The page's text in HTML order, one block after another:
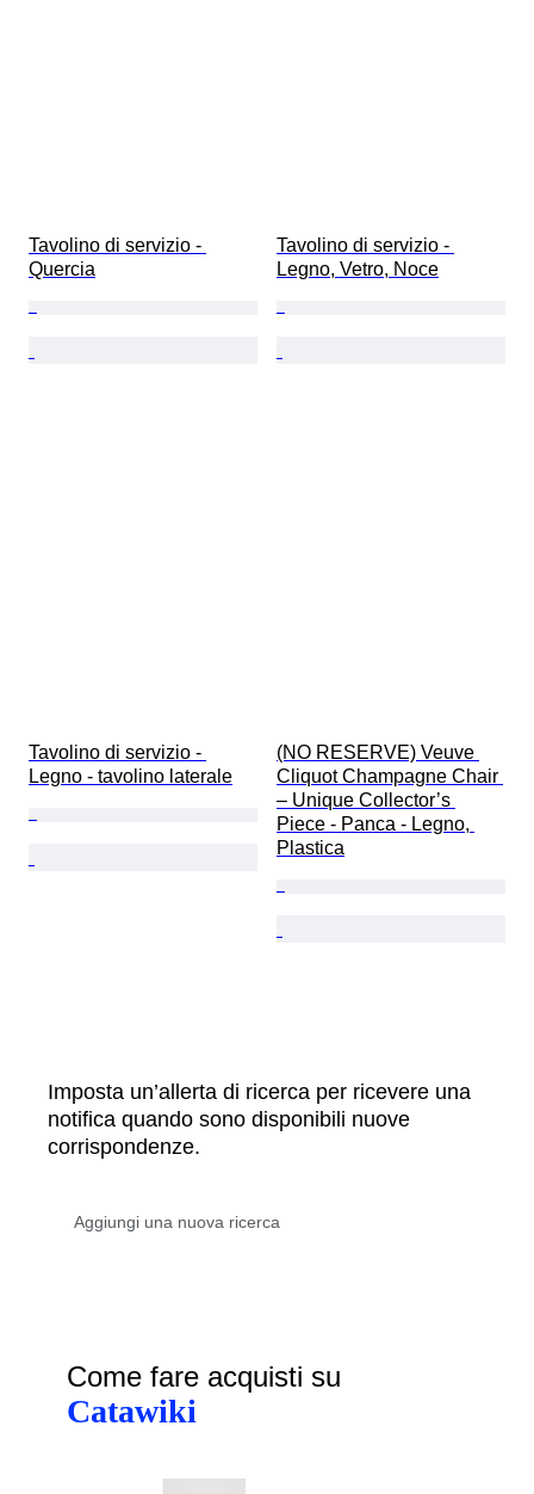
Tavolino di servizio -
Quercia
Tavolino di servizio -
Legno, Vetro, Noce
Tavolino di servizio -
Legno - tavolino laterale
(NO RESERVE) Veuve
Cliquot Champagne Chair
– Unique Collector’s
Piece - Panca - Legno,
Plastica
Imposta un’allerta di ricerca per ricevere una
notifica quando sono disponibili nuove
corrispondenze.
Come fare acquisti su
Catawiki